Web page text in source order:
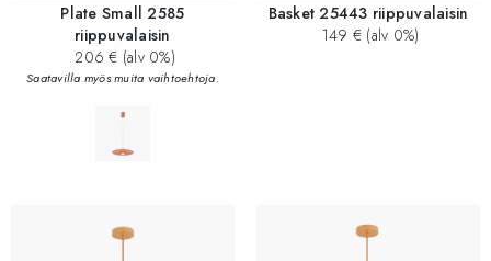
Plate Small 2585
riippuvalaisin
206 € (alv 0%)
Saatavilla myös muita vaihtoehtoja.
Basket 25443 riippuvalaisin
149 € (alv 0%)